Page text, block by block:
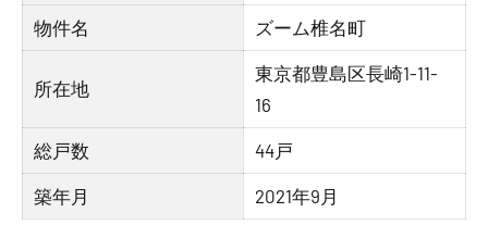
物件名 ズーム椎名町
所在地
東京都豊島区長崎1-11-
16
総戸数 44戸
築年月 2021年9月